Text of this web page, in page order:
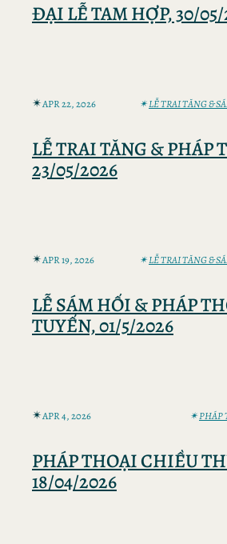
ĐẠI LỄ TAM HỢP, 30/
✴︎APR 22, 2026 ✴︎LỄ TRAI TĂNG &
LỄ TRAI TĂNG & PHÁP
23/05/2026
✴︎APR 19, 2026 ✴︎LỄ TRAI TĂNG &
LỄ SÁM HỐI & PHÁP
TUYẾN, 01/5/2026
✴︎APR 4, 2026 ✴︎PHÁP
PHÁP THOẠI CHIỀU
18/04/2026